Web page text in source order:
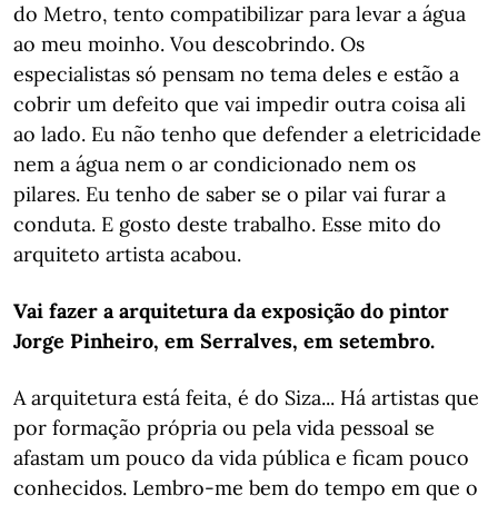
do Metro, tento compatibilizar para levar a água
ao meu moinho. Vou descobrindo. Os
especialistas só pensam no tema deles e estão a
cobrir um defeito que vai impedir outra coisa ali
ao lado. Eu não tenho que defender a eletricidade
nem a água nem o ar condicionado nem os
pilares. Eu tenho de saber se o pilar vai furar a
conduta. E gosto deste trabalho. Esse mito do
arquiteto artista acabou.
Vai fazer a arquitetura da exposição do pintor
Jorge Pinheiro, em Serralves, em setembro.
A arquitetura está feita, é do Siza... Há artistas que
por formação própria ou pela vida pessoal se
afastam um pouco da vida pública e ficam pouco
conhecidos. Lembro-me bem do tempo em que o